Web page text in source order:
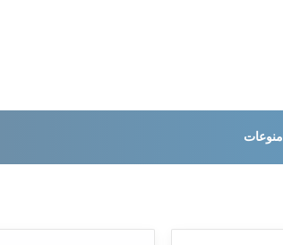
منوعات